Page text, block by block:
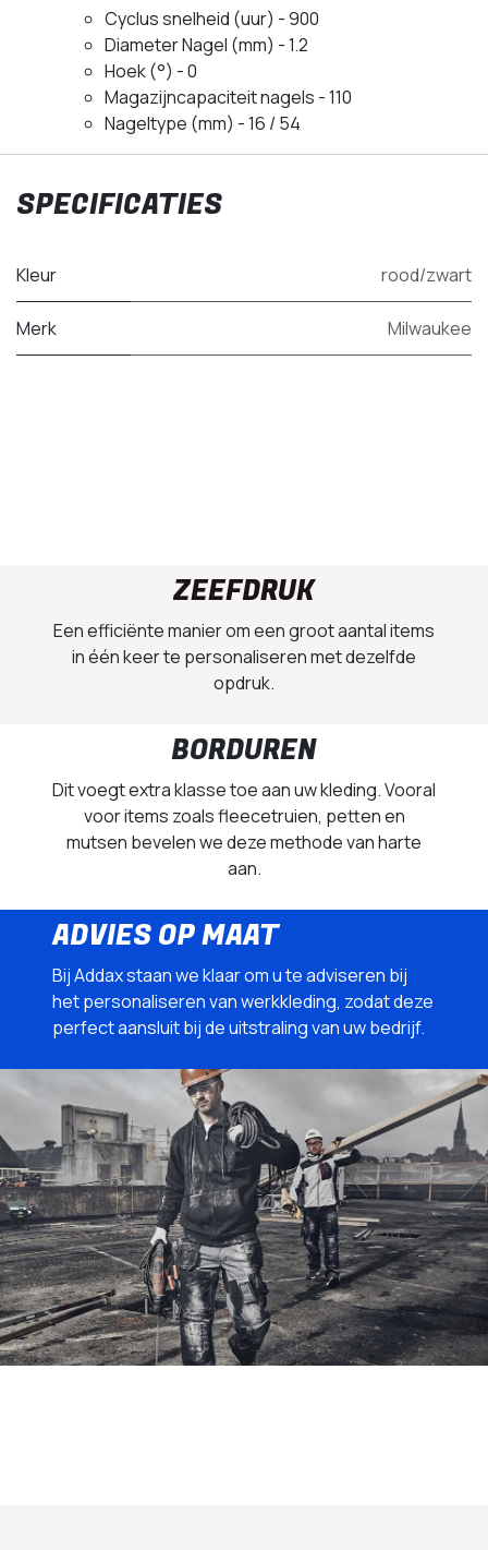
Cyclus snelheid (uur) - 900
Diameter Nagel (mm) - 1.2
Hoek (°) - 0
Magazijncapaciteit nagels - 110
Nageltype (mm) - 16 / 54
SPECIFICATIES
Kleur rood/zwart
Merk Milwaukee
ZEEFDRUK
Een efficiënte manier om een groot aantal items
in één keer te personaliseren met dezelfde
opdruk.
BORDUREN
Dit voegt extra klasse toe aan uw kleding. Vooral
voor items zoals fleecetruien, petten en
mutsen bevelen we deze methode van harte
aan.
ADVIES OP MAAT
Bij Addax staan we klaar om u te adviseren bij
het personaliseren van werkkleding, zodat deze
perfect aansluit bij de uitstraling van uw bedrijf.